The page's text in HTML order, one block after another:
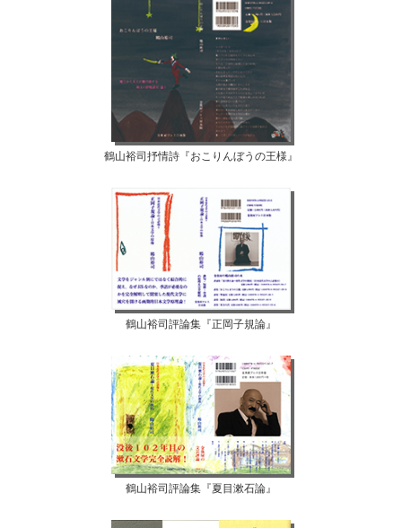
鶴山裕司抒情詩『おこりんぼうの王様』
鶴山裕司評論集『正岡子規論』
鶴山裕司評論集『夏目漱石論』